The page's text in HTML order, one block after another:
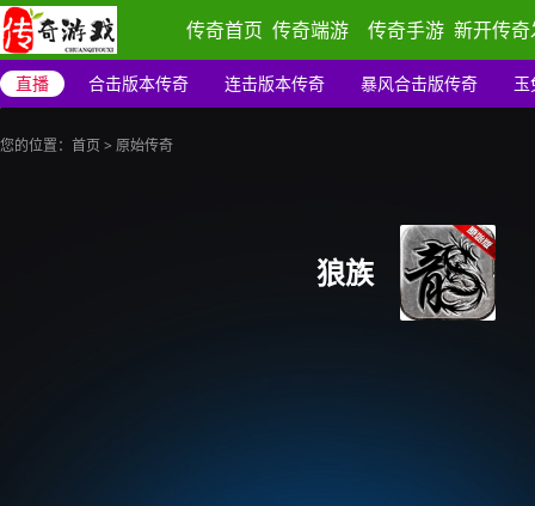
传奇首页 传奇端游 传奇手游 新开传
直播 合击版本传奇 连击版本传奇 暴风合击版传奇 玉
您的位置： 首页 > 原始传奇
狼族